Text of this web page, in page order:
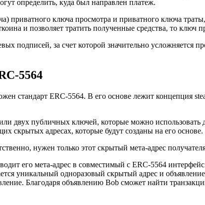
определить, куда был направлен платеж.
приватного ключа просмотра и приватного ключа
и позволяет тратить полученные средства, то ключ
подписей, за счет которой значительно усложняется
5564
стандарт ERC-5564. В его основе лежит концепция
двух публичных ключей, которые можно использовать
скрытых адресах, которые будут созданы на его основе.
нужен только этот скрытый мета-адрес
его мета-адрес в совместимый с ERC-5564
уникальный одноразовый скрытый адрес и
Благодаря объявлению Bob сможет найти